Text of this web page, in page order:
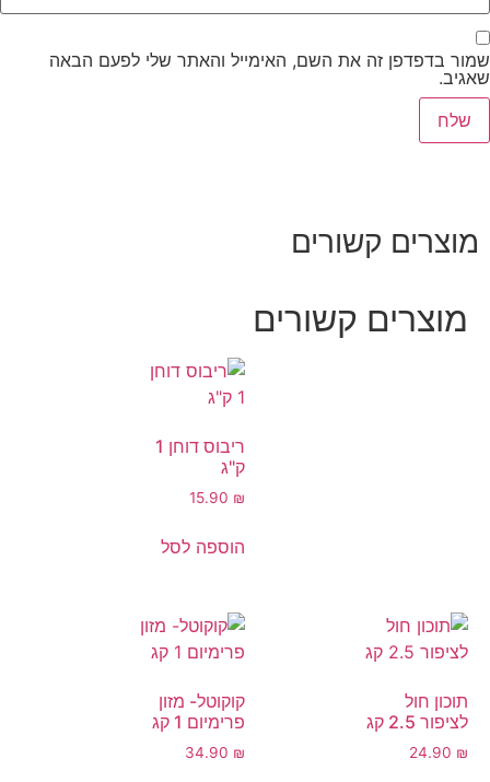
שמור בדפדפן זה את השם, האימייל והאתר שלי לפעם הבאה
שאגיב.
מוצרים קשורים
מוצרים קשורים
ריבוס דוחן 1
ק"ג
15.90 ₪
הוספה לסל
תוכון חול
לציפור 2.5 קג
24.90 ₪
קוקוטל- מזון
פרימיום 1 קג
34.90 ₪